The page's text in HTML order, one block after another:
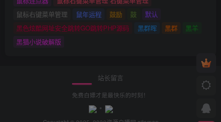
鼠标右键菜单管理
鼠年运程 鼓励 鼓
默认
黑色炫酷网址安全跳转GO跳转PHP源码
黑群晖 黑群
黑羊
黑猫小说破解版
站长留言
免费白嫖才是最快乐的时刻！